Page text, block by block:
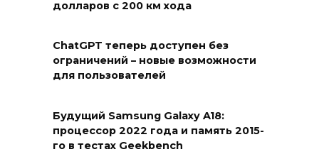
долларов с 200 км хода
ChatGPT теперь доступен без
ограничений – новые возможности
для пользователей
Будущий Samsung Galaxy A18:
процессор 2022 года и память 2015-
го в тестах Geekbench